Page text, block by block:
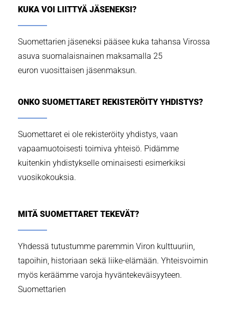
KUKA VOI LIITTYÄ JÄSENEKSI?
Suomettarien jäseneksi pääsee kuka tahansa Virossa
asuva suomalaisnainen maksamalla 25
euron vuosittaisen jäsenmaksun.
ONKO SUOMETTARET REKISTERÖITY YHDISTYS?
Suomettaret ei ole rekisteröity yhdistys, vaan
vapaamuotoisesti toimiva yhteisö. Pidämme
kuitenkin yhdistykselle ominaisesti esimerkiksi
vuosikokouksia.
MITÄ SUOMETTARET TEKEVÄT?
Yhdessä tutustumme paremmin Viron kulttuuriin,
tapoihin, historiaan sekä liike-elämään. Yhteisvoimin
myös keräämme varoja hyväntekeväisyyteen.
Suomettarien